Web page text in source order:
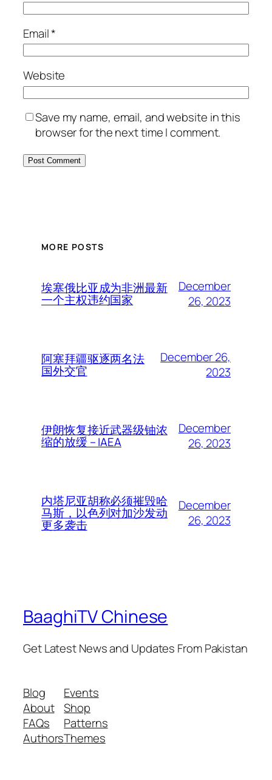
Email*
Website
Save my name, email, and website in this
browser for the next time I comment.
MORE POSTS
埃塞俄比亚成为非洲最新
一个主权违约国家
December
26, 2023
阿塞拜疆驱逐两名法
国外交官
December 26,
2023
伊朗恢复接近武器级铀浓
缩的放缓 – IAEA
December
26, 2023
内塔尼亚胡称必须摧毁哈
马斯，以色列对加沙发动
更多袭击
December
26, 2023
BaaghiTV Chinese
Get Latest News and Updates From Pakistan
Blog
About
FAQs
Authors
Events
Shop
Patterns
Themes